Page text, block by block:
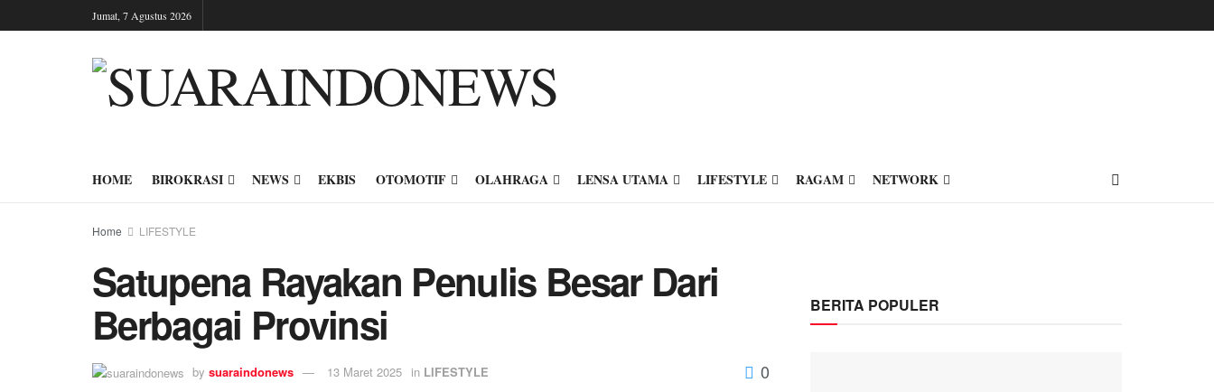
Jumat, 7 Agustus 2026
HOME BIROKRASI NEWS EKBIS OTOMOTIF OLAHRAGA LENSA UTAMA LIFESTYLE RAGAM NETWORK
Home LIFESTYLE
Satupena Rayakan Penulis Besar Dari
Berbagai Provinsi
by suaraindonews 13 Maret 2025 in LIFESTYLE 0
BERITA POPULER